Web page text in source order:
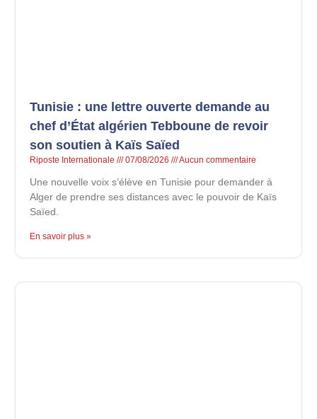
Tunisie : une lettre ouverte demande au
chef d’État algérien Tebboune de revoir
son soutien à Kaïs Saïed
Riposte Internationale 07/08/2026 Aucun commentaire
Une nouvelle voix s’élève en Tunisie pour demander à
Alger de prendre ses distances avec le pouvoir de Kaïs
Saïed.
En savoir plus »